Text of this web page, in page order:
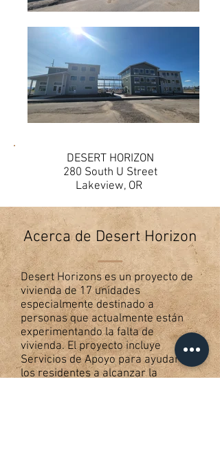
DESERT HORIZON
280 South U Street
Lakeview, OR
Acerca de Desert Horizon
Desert Horizons es un proyecto de
vivienda de 17 unidades
especialmente destinado a
personas que actualmente están
experimentando la falta de
vivienda. El proyecto incluye
Servicios de Apoyo para ayudar a
los residentes a alcanzar la